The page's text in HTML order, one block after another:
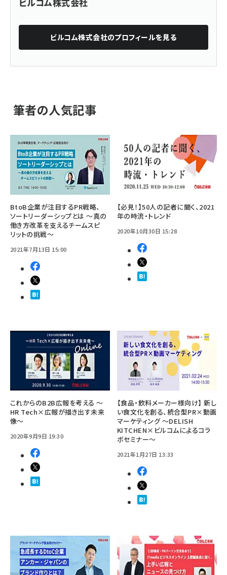
ビルコム株式会社のプロフィールを見る
筆者の人気記事
BtoB企業が注目するPR戦略、
ソートリーダーシップとは ～真の
働き方改革を支えるチームスピ
リットの挑戦～
2021年7月13日 15:00
【必見！】50人の記者に聞く、2021
年の時流・トレンド
2020年10月30日 15:28
これからのB2B広報を考える ～
HR Tech×広報が描き出す未来
像～
2020年9月9日 19:30
【食品・飲料メーカー様向け】 新し
い食文化を創る、統合型PR×動画
マーケティング ～DELISH
KITCHEN×ビルコムによるコラ
ボセミナー～
2021年1月27日 13:33